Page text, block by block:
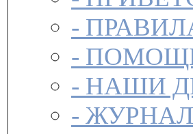
-
-
- НАШИ
-